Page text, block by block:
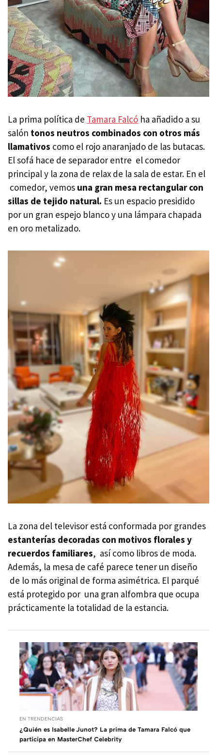
La prima política de Tamara Falcó ha añadido a su
salón tonos neutros combinados con otros más
llamativos como el rojo anaranjado de las butacas.
El sofá hace de separador entre el comedor
principal y la zona de relax de la sala de estar. En el
comedor, vemos una gran mesa rectangular con
sillas de tejido natural. Es un espacio presidido
por un gran espejo blanco y una lámpara chapada
en oro metalizado.
La zona del televisor está conformada por grandes
estanterías decoradas con motivos florales y
recuerdos familiares, así como libros de moda.
Además, la mesa de café parece tener un diseño
de lo más original de forma asimétrica. El parqué
está protegido por una gran alfombra que ocupa
prácticamente la totalidad de la estancia.
EN TRENDENCIAS
¿Quién es Isabelle Junot? La prima de Tamara Falcó que
participa en MasterChef Celebrity